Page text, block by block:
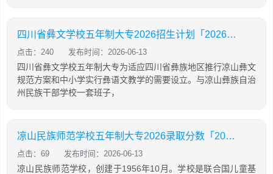
四川省彝文学校五年制大专2026招生计划「2026年更新」
点击：240 发布时间：2026-06-13
四川省彝文学校五年制大专为适应四川省彝族地区推行凉山彝文
规范方案和中小学实行彝语文教学的需要设立。与凉山彝族自治
州民族干部学校一套班子，
凉山民族师范学校五年制大专2026录取分数「2026年更新」
点击：69 发布时间：2026-06-13
凉山民族师范学校，创建于1956年10月。学校是联合国儿童基